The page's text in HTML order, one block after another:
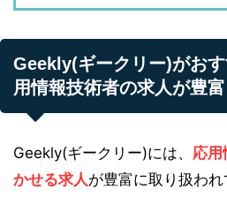
Geekly(ギークリー)がお
用情報技術者の求人が豊富
Geekly(ギークリー)には、 応用
かせる求人が豊富に取り扱われ